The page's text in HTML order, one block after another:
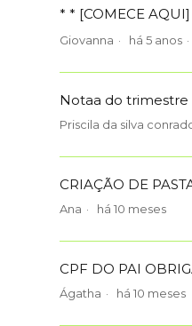
* * [COMECE
Giovanna há 5 anos
Notaa do trimestre
Priscila da silva
CRIAÇÃO DE
Ana há 10 meses
CPF DO PAI
Ágatha há 10 meses